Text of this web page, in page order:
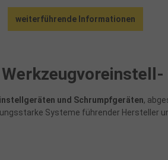
weiterführende Informationen
und Schrumpfgeräten,
Systeme führender Hersteller